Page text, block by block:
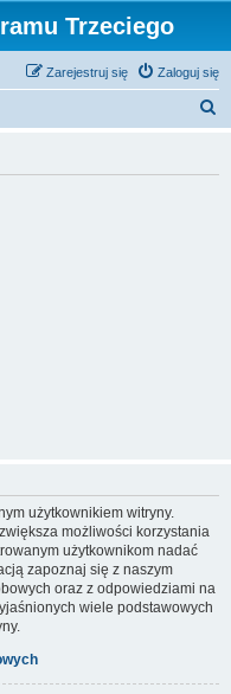
Trzeciego
Zaloguj się
Zarejestruj się
użytkownikiem witryny.
możliwości korzystania
użytkownikom nadać
zapoznaj się z naszym
oraz z odpowiedziami na
wiele podstawowych